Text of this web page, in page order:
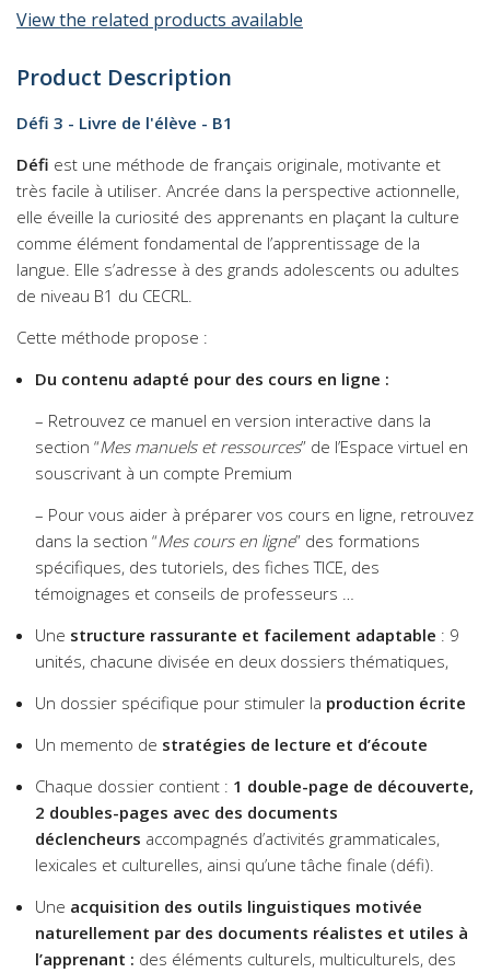
View the related products available
Product Description
Défi 3 - Livre de l'élève - B1
Défi est une méthode de français originale, motivante et
très facile à utiliser. Ancrée dans la perspective actionnelle,
elle éveille la curiosité des apprenants en plaçant la culture
comme élément fondamental de l’apprentissage de la
langue. Elle s’adresse à des grands adolescents ou adultes
de niveau B1 du CECRL.
Cette méthode propose :
Du contenu adapté pour des cours en ligne :
– Retrouvez ce manuel en version interactive dans la
section “Mes manuels et ressources” de l’Espace virtuel en
souscrivant à un compte Premium
– Pour vous aider à préparer vos cours en ligne, retrouvez
dans la section “Mes cours en ligne” des formations
spécifiques, des tutoriels, des fiches TICE, des
témoignages et conseils de professeurs …
Une structure rassurante et facilement adaptable : 9
unités, chacune divisée en deux dossiers thématiques,
Un dossier spécifique pour stimuler la production écrite
Un memento de stratégies de lecture et d’écoute
Chaque dossier contient : 1 double-page de découverte,
2 doubles-pages avec des documents
déclencheurs accompagnés d’activités grammaticales,
lexicales et culturelles, ainsi qu’une tâche finale (défi).
Une acquisition des outils linguistiques motivée
naturellement par des documents réalistes et utiles à
l’apprenant : des éléments culturels, multiculturels, des